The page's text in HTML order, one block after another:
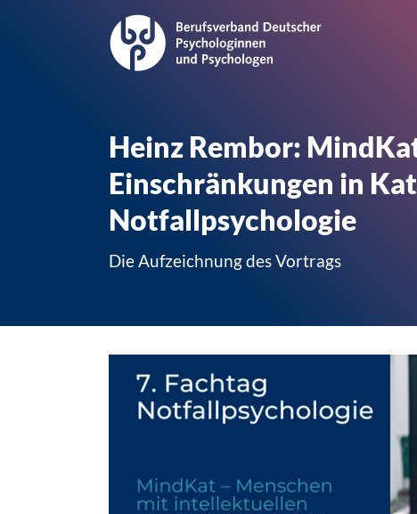
Heinz Rembor:
Einschränkungen in
Notfallpsychologie
Die Aufzeichnung des Vortrags